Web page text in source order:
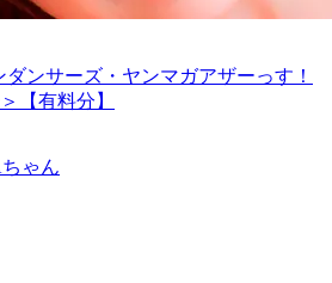
ンサーズ・ヤンマガアザーっす！
【有料分】
ゃん